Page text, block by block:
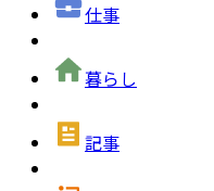
仕事
暮らし
記事